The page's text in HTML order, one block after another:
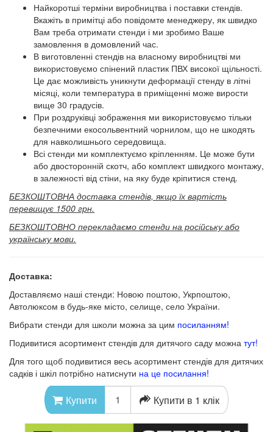
Найкоротші терміни виробництва і поставки стендів.
Вкажіть в примітці або повідомте менеджеру, як швидко
Вам треба отримати стенди і ми зробимо Ваше
замовлення в домовлений час.
В виготовленні стендів на власному виробництві ми
використовуємо спінений пластик ПВХ високої щільності.
Це дає можливість уникнути деформації стенду в літні
місяці, коли температура в приміщенні може вирости
вище 30 градусів.
При роздруківці зображення ми використовуємо тільки
безпечними екосольвентний чорнилом, що не шкодять
для навколишнього середовища.
Всі стенди ми комплектуємо кріпленням. Це може бути
або двосторонній скотч, або комплект швидкого монтажу,
в залежності від стіни, на яку буде кріпитися стенд.
БЕЗКОШТОВНА доставка стендів, якщо їх вартість
перевищує 1500 грн.
БЕЗКОШТОВНО перекладаємо стенди на російську або
українську мови.
Доставка:
Доставляємо наші стенди: Новою поштою, Укрпоштою,
Автолюксом в будь-яке місто, селище, село України.
Вибрати стенди для школи можна за цим посиланням!
Подивитися асортимент стендів для дитячого саду можна тут!
Для того щоб подивитися весь асортимент стендів для дитячих
садків і шкіл потрібно натиснути на це посилання!
Купити Купити в 1 клік